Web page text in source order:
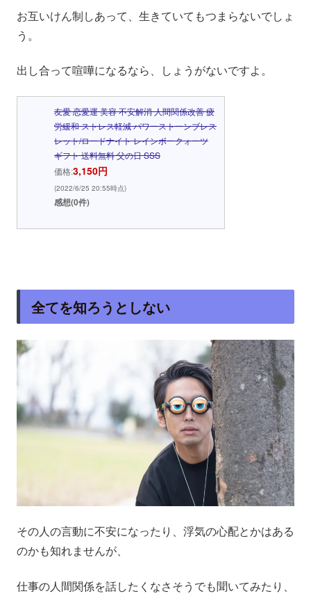
お互いけん制しあって、生きていてもつまらないでしょ
う。
出し合って喧嘩になるなら、しょうがないですよ。
友愛 恋愛運 美容 不安解消 人間関係改善 疲
労緩和 ストレス軽減 パワーストーンブレス
レット/ロードナイト レインボークォーツ
ギフト 送料無料 父の日 SSS
価格:3,150円
(2022/6/25 20:55時点)
感想(0件)
全てを知ろうとしない
その人の言動に不安になったり、浮気の心配とかはある
のかも知れませんが、
仕事の人間関係を話したくなさそうでも聞いてみたり、